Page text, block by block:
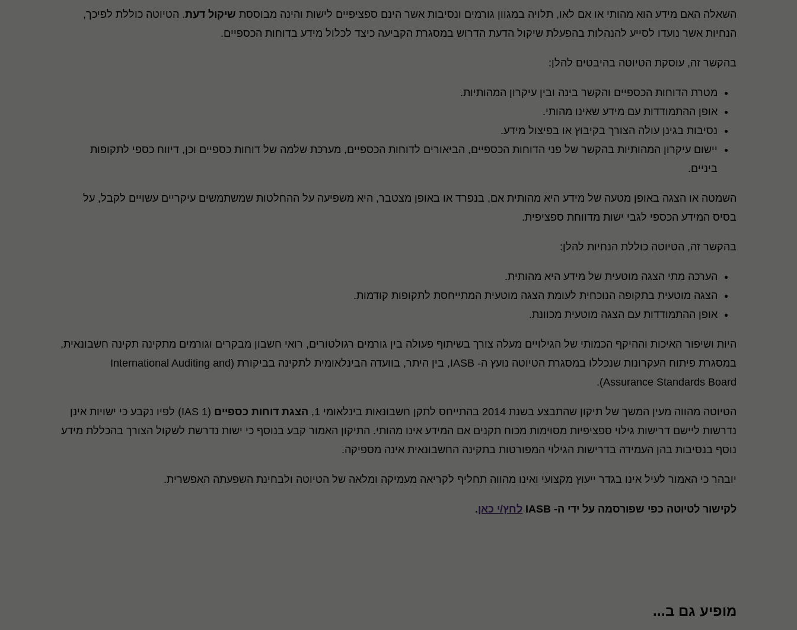
השאלה האם מידע הוא מהותי או אם לאו, תלויה במגוון גורמים ונסיבות אשר הינם ספציפיים לישות והינה מבוססת שיקול דעת. הטיוטה כוללת לפיכך,
הנחיות אשר נועדו לסייע להנהלות בהפעלת שיקול הדעת הדרוש במסגרת הקביעה כיצד לכלול מידע בדוחות הכספיים.
בהקשר זה, עוסקת הטיוטה בהיבטים להלן:
מטרת הדוחות הכספיים והקשר בינה ובין עיקרון המהותיות.
אופן ההתמודדות עם מידע שאינו מהותי.
נסיבות בגינן עולה הצורך בקיבוץ או בפיצול מידע.
יישום עיקרון המהותיות בהקשר של פני הדוחות הכספיים, הביאורים לדוחות הכספיים, מערכת שלמה של דוחות כספיים וכן, דיווח כספי לתקופות
ביניים.
השמטה או הצגה באופן מטעה של מידע היא מהותית אם, בנפרד או באופן מצטבר, היא משפיעה על ההחלטות שמשתמשים עיקריים עשויים לקבל, על
בסיס המידע הכספי לגבי ישות מדווחת ספציפית.
בהקשר זה, הטיוטה כוללת הנחיות להלן:
הערכה מתי הצגה מוטעית של מידע היא מהותית.
הצגה מוטעית בתקופה הנוכחית לעומת הצגה מוטעית המתייחסת לתקופות קודמות.
אופן ההתמודדות עם הצגה מוטעית מכוונת.
היות ושיפור האיכות וההיקף הכמותי של הגילויים מעלה צורך בשיתוף פעולה בין גורמים רגולטורים, רואי חשבון מבקרים וגורמים מתקינה תקינה חשבונאית,
במסגרת פיתוח העקרונות שנכללו במסגרת הטיוטה נועץ ה- IASB, בין היתר, בוועדה הבינלאומית לתקינה בביקורת (International Auditing and
Assurance Standards Board).
הטיוטה מהווה מעין המשך של תיקון שהתבצע בשנת 2014 בהתייחס לתקן חשבונאות בינלאומי 1, הצגת דוחות כספיים
(IAS 1) לפיו נקבע כי ישויות אינן
נדרשות ליישם דרישות גילוי ספציפיות מסוימות מכוח תקנים אם המידע אינו מהותי. התיקון האמור קבע בנוסף כי ישות נדרשת לשקול הצורך בהכללת מידע
נוסף בנסיבות בהן העמידה בדרישות הגילוי המפורטות בתקינה החשבונאית אינה מספיקה.
יובהר כי האמור לעיל אינו בגדר ייעוץ מקצועי ואינו מהווה תחליף לקריאה מעמיקה ומלאה של הטיוטה ולבחינת השפעתה האפשרית.
לקישור לטיוטה כפי שפורסמה על ידי ה- IASB לחץ/י כאן.
מופיע גם ב...